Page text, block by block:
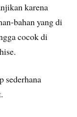
karena
bahan yang di
cocok di
sederhana